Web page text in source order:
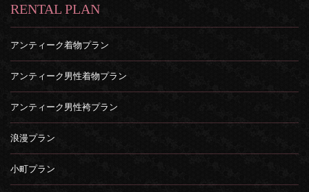
RENTAL PLAN
アンティーク着物プラン
アンティーク男性着物プラン
アンティーク男性袴プラン
浪漫プラン
小町プラン